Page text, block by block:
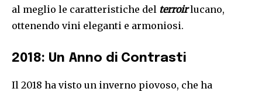
al meglio le caratteristiche del terroirlucano,
ottenendo vini eleganti e armoniosi.
2018: Un Anno di Contrasti
Il 2018 ha visto un inverno piovoso, che ha